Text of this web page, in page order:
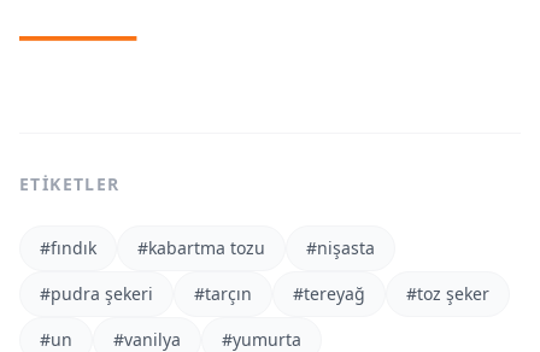
ETIKETLER
#fındık #kabartma tozu #nişasta
#pudra şekeri #tarçın #tereyağ #toz şeker
#un #vanilya #yumurta